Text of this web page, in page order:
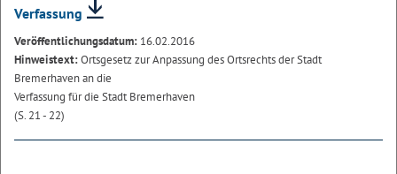
Verfassung
Veröffentlichungsdatum: 16.02.2016
Hinweistext:Ortsgesetz zur Anpassung des Ortsrechts der Stadt
Bremerhaven an die
Verfassung für die Stadt Bremerhaven
(S. 21 - 22)